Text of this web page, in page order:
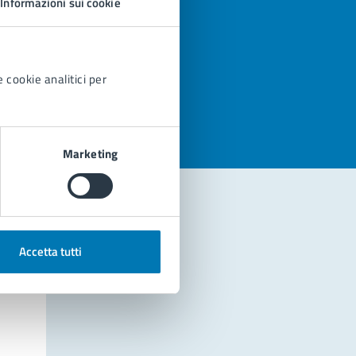
cookie analitici per
Marketing
Accetta tutti